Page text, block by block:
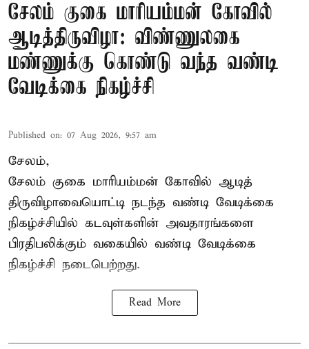
சேலம் குகை மாரியம்மன் கோவில்
ஆடித்திருவிழா: விண்ணுலகை
மண்ணுக்கு கொண்டு வந்த வண்டி
வேடிக்கை நிகழ்ச்சி
Published on: 07 Aug 2026, 9:57 am
சேலம்,
சேலம் குகை மாரியம்மன் கோவில் ஆடித்
திருவிழாவையொட்டி நடந்த வண்டி வேடிக்கை
நிகழ்ச்சியில் கடவுள்களின் அவதாரங்களை
பிரதிபலிக்கும் வகையில் வண்டி வேடிக்கை
நிகழ்ச்சி நடைபெற்றது.
Read More